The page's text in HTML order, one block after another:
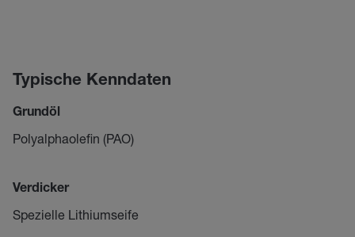
Typische Kenndaten
Grundöl
Polyalphaolefin (PAO)
Verdicker
Spezielle Lithiumseife